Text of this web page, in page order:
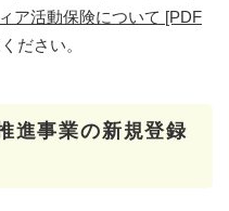
ア活動保険について [PDF
ださい。
進事業の新規登録